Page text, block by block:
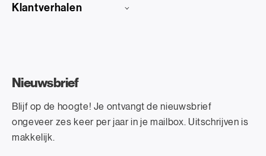
Klantverhalen
Nieuwsbrief
Blijf op de hoogte! Je ontvangt de nieuwsbrief
ongeveer zes keer per jaar in je mailbox. Uitschrijven is
makkelijk.